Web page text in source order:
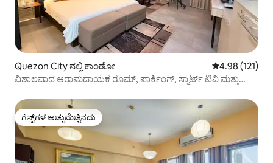
Quezon City ನಲ್ಲಿ ಕಾಂಡೋ 5 ರಲ್ಲಿ 4.98
4.98 (121)
ವಿಶಾಲವಾದ ಆರಾಮದಾಯಕ ರೂಮ್, ಪಾರ್ಕಿಂಗ್, ಸ್ಮಾರ್ಟ್ ಟಿವಿ ಮತ್ತು
ಗೆಸ್ಟ್‌ಗಳ ಅಚ್ಚುಮೆಚ್ಚಿನದು
ಗೆಸ್ಟ್‌ಗಳ ಅಚ್ಚುಮೆಚ್ಚಿನದು